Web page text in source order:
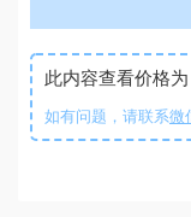
此内容查看价格为
如有问题，请联系微